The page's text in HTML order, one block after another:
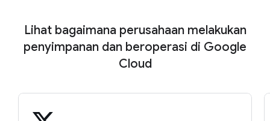
Lihat bagaimana perusahaan melakukan
penyimpanan dan beroperasi di Google
Cloud